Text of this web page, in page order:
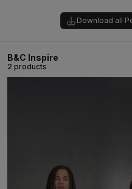
Download all
B&C Inspire
2 products